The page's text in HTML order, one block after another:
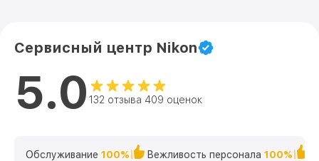
Сервисный центр Nikon
5.0 132 отзыва 409 оценок
Обслуживание 100% Вежливость персонала 100%